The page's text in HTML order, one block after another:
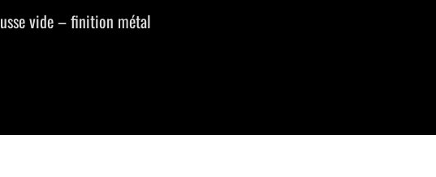
vide – finition métal